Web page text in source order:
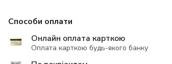
Способи оплати
Онлайн оплата карткою
Оплата карткою будь-якого банку